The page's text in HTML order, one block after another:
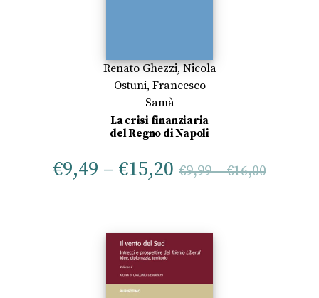
Renato Ghezzi,Nicola
Ostuni, Francesco
Samà
La crisi finanziaria
del Regno di Napoli
€9,49 – €15,20 €9,99–€16,00